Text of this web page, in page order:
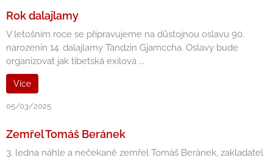
Rok dalajlamy
V letošním roce se připravujeme na důstojnou oslavu 90.
narozenin 14. dalajlamy Tändzin Gjamccha. Oslavy bude
organizovat jak tibetská exilová ...
Více
05/03/2025
Zemřel Tomáš Beránek
3. ledna náhle a nečekaně zemřel Tomáš Beránek, zakladatel